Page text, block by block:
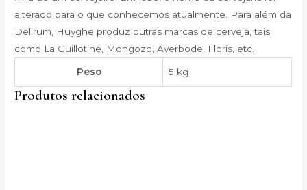
alterado para o que conhecemos atualmente. Para além da
Delirum, Huyghe produz outras marcas de cerveja, tais
como La Guillotine, Mongozo, Averbode, Floris, etc.
Peso 5 kg
Produtos relacionados